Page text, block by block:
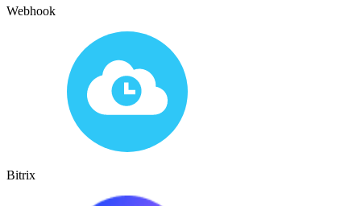
Webhook
Bitrix